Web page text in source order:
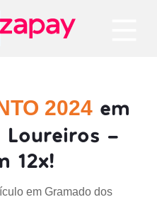
2024 em
Loureiros -
12x!
em Gramado dos